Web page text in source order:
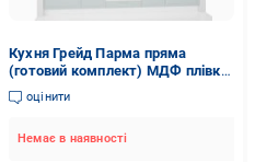
Кухня Грейд Парма пряма
(готовий комплект) МДФ плівка
260 см аква/білий
оцінити
Немає в наявності